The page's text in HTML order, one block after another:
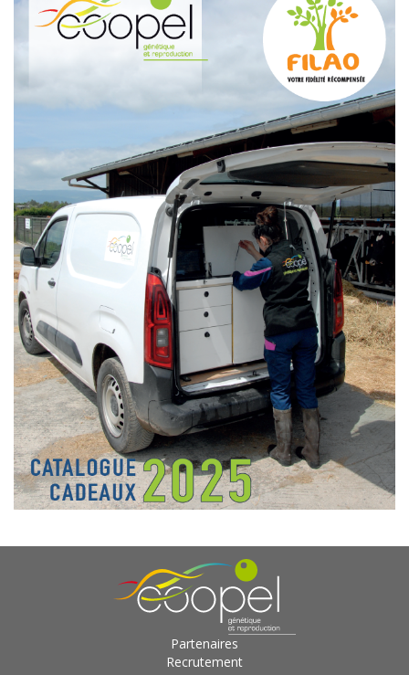
Partenaires
Recrutement